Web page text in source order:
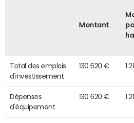
Montant
Total des emplois
d'investissement
130 620 € 1
Dépenses
d'équipement
130 620 € 1